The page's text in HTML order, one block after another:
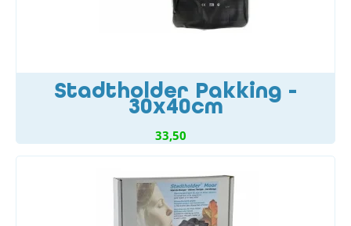
Stadtholder Pakking -
30x40cm
33,50